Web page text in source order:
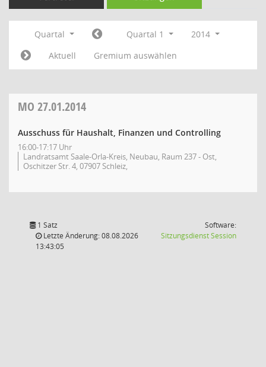
Quartal Quartal 1
2014
Aktuell
Gremium auswählen
MO 27.01.2014
Ausschuss für Haushalt, Finanzen und Controlling
16:00-17:17 Uhr
Landratsamt Saale-Orla-Kreis, Neubau, Raum 237 - Ost,
Oschitzer Str. 4, 07907 Schleiz,
1 Satz
Letzte Änderung: 08.08.2026
13:43:05
Software:
SitzungsdienstSession(Wird in